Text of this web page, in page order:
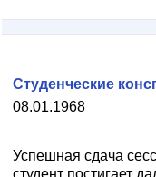
08.01.1968
Студенческие
Успешная сдача
студент постигает